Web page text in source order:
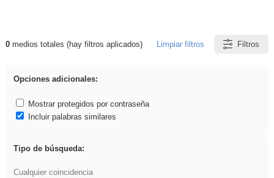
Resultados de: Experiencias
0medios totales (hay filtros aplicados) Limpiar filtros Filtros
Opciones adicionales:
Mostrar protegidos por contraseña
Incluir palabras similares
Tipo de búsqueda:
Cualquier coincidencia